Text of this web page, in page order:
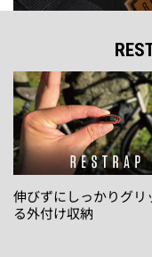
伸びずにしっかりグリ
る外付け収納